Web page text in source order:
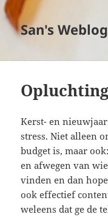
San's Weblog
Kerst- en
stress. Niet alleen
budget is, maar
en afwegen van
vinden en dan
ook effectief
weleens dat ge de